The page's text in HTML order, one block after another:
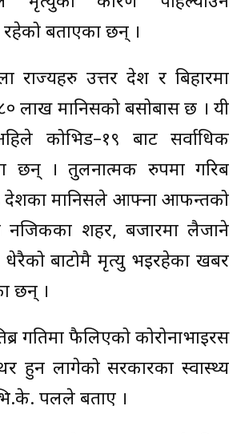
बताएका छन् ।
राज्यहरु उत्तर प्रदेश र बिहारमा
लाख मानिसको बसोबास छ । यी
कोभिड–१९ बाट सर्वाधिक
छन् । तुलनात्मक रुपमा गरिब
प्रदेशका मानिसले आफ्ना आफन्तको
नजिकका शहर, बजारमा लैजाने
बाटोमै मृत्यु भइरहेका खबर
छन् ।
गतिमा फैलिएको कोरोनाभाइरस
हुन लागेको सरकारका स्वास्थ्य
पलले बताए ।